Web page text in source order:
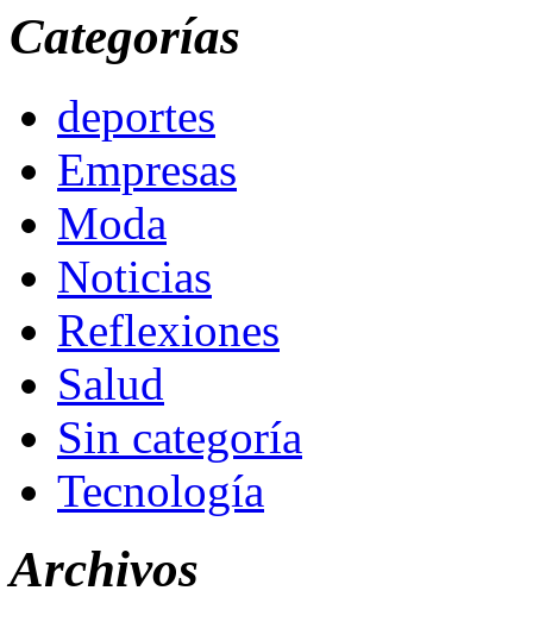
Categorías
deportes
Empresas
Moda
Noticias
Reflexiones
Salud
Sin categoría
Tecnología
Archivos